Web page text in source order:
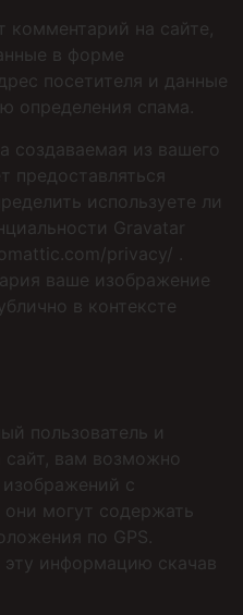
комментарий на сайте,
в форме
посетителя и данные
определения спама.
создаваемая из вашего
предоставляться
используете ли
Gravatar
privacy/ .
ваше изображение
в контексте
пользователь и
сайт, вам возможно
изображений с
они могут содержать
по GPS.
эту информацию скачав